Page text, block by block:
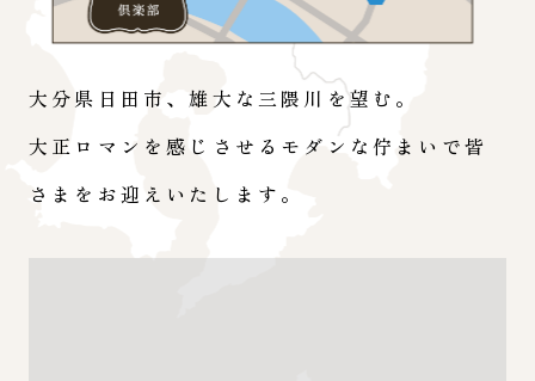
大分県日田市、雄大な三隈川を望む。
大正ロマンを感じさせるモダンな佇まいで皆
さまをお迎えいたします。